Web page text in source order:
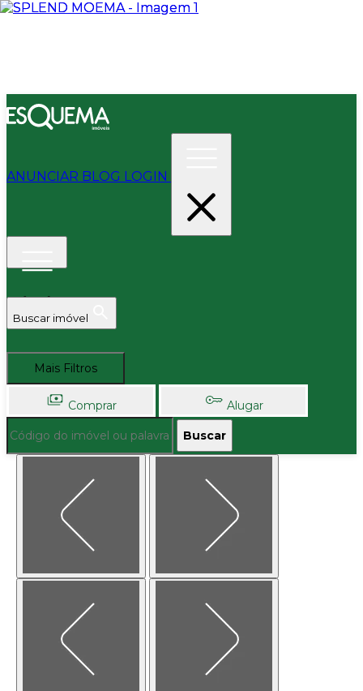
ANUNCIAR BLOG LOGIN
Buscar imóvel
Mais Filtros
Comprar Alugar
Buscar